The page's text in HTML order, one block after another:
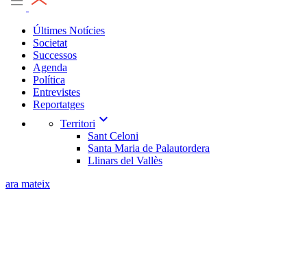
Últimes Notícies
Societat
Successos
Agenda
Política
Entrevistes
Reportatges
Territori expand_more
Sant Celoni
Santa Maria de Palautordera
Llinars del Vallès
ara mateix